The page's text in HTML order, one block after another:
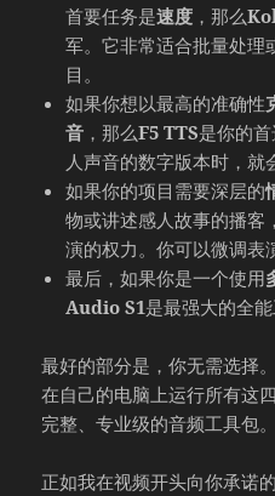
首要任务是速度 ，那么
军。它非常适合批量处理
目。
如果你想以最高的准确性
音 ，那么F5 TTS是你的
人声音的数字版本时，就
如果你的项目需要深层的
物或讲述感人故事的播客，
演的权力。你可以微调表
最后，如果你是一个使用
Audio S1是最强大的全能
最好的部分是，你无需选择
在自己的电脑上运行所有这
完整、专业级的音频工具包。
正如我在视频开头向你承诺